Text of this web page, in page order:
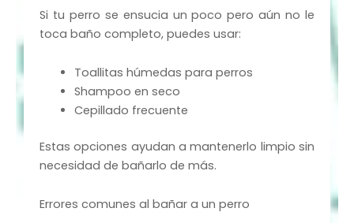
Si tu perro se ensucia un poco pero aún no le
toca baño completo, puedes usar:
Toallitas húmedas para perros
Shampoo en seco
Cepillado frecuente
Estas opciones ayudan a mantenerlo limpio sin
necesidad de bañarlo de más.
Errores comunes al bañar a un perro